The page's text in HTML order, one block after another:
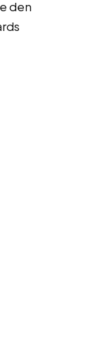
den